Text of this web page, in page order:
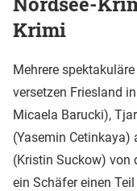
Krimi
Mehrere
versetzen Friesland
Micaela Barucki),
(Yasemin Cetinkaya)
(Kristin Suckow) von
ein Schäfer einen